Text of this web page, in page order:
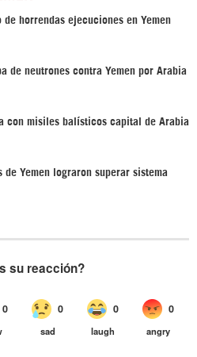
de horrendas ejecuciones en Yemen
de neutrones contra Yemen por Arabia
con misiles balísticos capital de Arabia
de Yemen lograron superar sistema